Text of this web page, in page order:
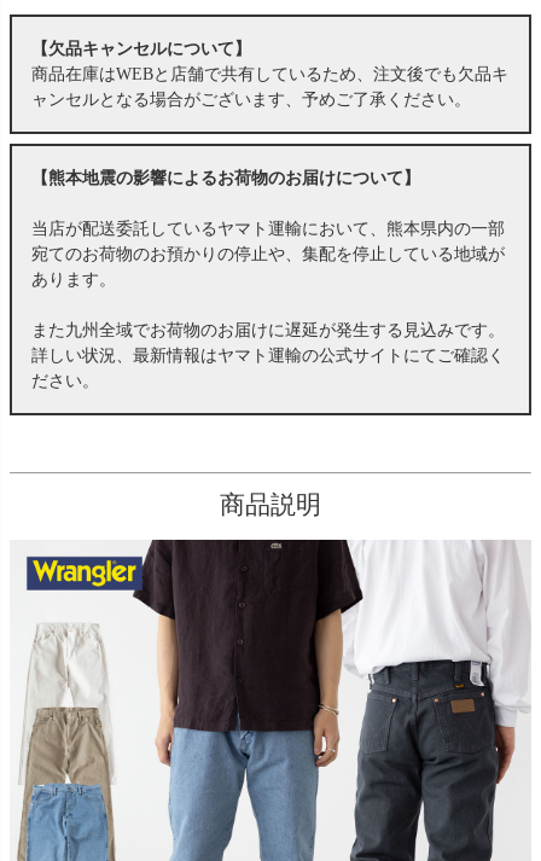
【欠品キャンセルについて】
商品在庫はWEBと店舗で共有しているため、注文後でも欠品キ
ャンセルとなる場合がございます、予めご了承ください。
【熊本地震の影響によるお荷物のお届けについて】
当店が配送委託しているヤマト運輸において、熊本県内の一部
宛てのお荷物のお預かりの停止や、集配を停止している地域が
あります。
また九州全域でお荷物のお届けに遅延が発生する見込みです。
詳しい状況、最新情報はヤマト運輸の公式サイトにてご確認く
ださい。
商品説明